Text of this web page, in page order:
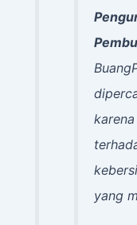
yang